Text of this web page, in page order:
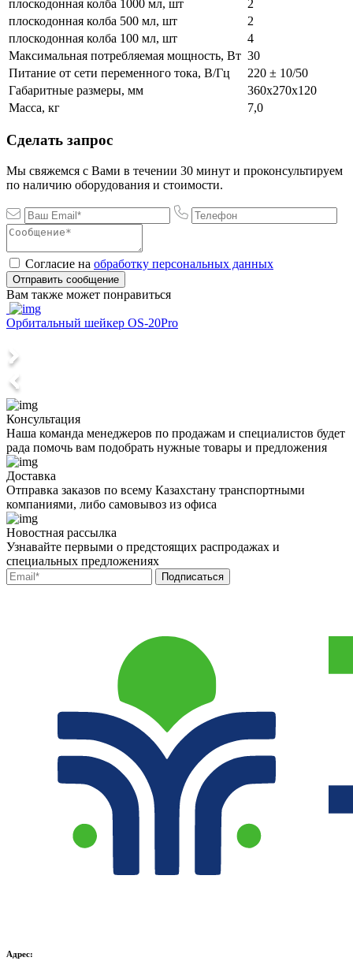
плоскодонная колба 1000 мл, шт
2
плоскодонная колба 500 мл, шт
2
плоскодонная колба 100 мл, шт
4
Максимальная потребляемая мощность, Вт 30
Питание от сети переменного тока, В/Гц
220 ± 10/50
Габаритные размеры, мм
360х270х120
Масса, кг
7,0
Сделать запрос
Мы свяжемся с Вами в течении 30 минут и проконсультируем
по наличию оборудования и стоимости.
Согласие на обработку персональных данных
Отправить сообщение
Вам также может понравиться
Орбитальный шейкер OS-20Pro
Консультация
Наша команда менеджеров по продажам и специалистов будет
рада помочь вам подобрать нужные товары и предложения
Доставка
Отправка заказов по всему Казахстану транспортными
компаниями, либо самовывоз из офиса
Новостная рассылка
Узнавайте первыми о предстоящих распродажах и
специальных предложениях
Адрес: